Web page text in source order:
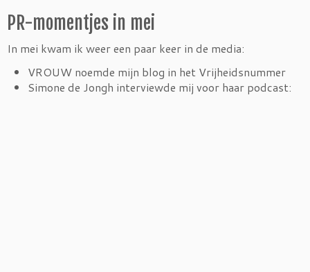
PR-momentjes in mei
In mei kwam ik weer een paar keer in de media:
VROUW noemde mijn blog in het Vrijheidsnummer
Simone de Jongh interviewde mij voor haar podcast: